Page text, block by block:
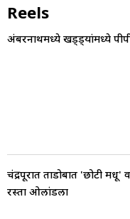
Reels
अंबरनाथमध्ये खड्ड्यांमध्ये
चंद्रपूरात ताडोबात 'छोटी मधू'
रस्ता ओलांडला